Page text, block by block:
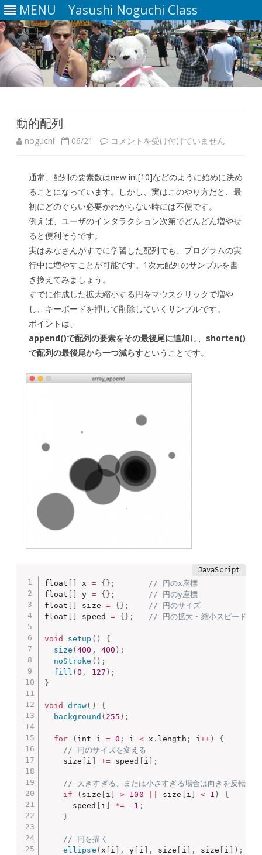
MENU Yasushi Noguchi Class
動的配列
noguchi 06/21
動
配
列
は
コメントを受け付けていません
通常、配列の要素数はnew int[10]などのように始めに決め
ることになっています。しかし、実はこのやり方だと、最
初にどのぐらい必要かわからない時には不便です。
例えば、ユーザのインタラクション次第でどんどん増やせ
ると便利そうです。
実はみなさんがすでに学習した配列でも、プログラムの実
行中に増やすことが可能です。1次元配列のサンプルを書
き換えてみましょう。
すでに作成した拡大縮小する円をマウスクリックで増や
し、キーボードを押して削除していくサンプルです。
ポイントは、
append()で配列の要素をその最後尾に追加 し、 shorten()
で配列の最後尾から一つ減らすということです。
float x = { } ;
// 円のx座標
float
y = { } ;
// 円のy座標
float
size = { } ;
// 円のサイズ
float
speed = { } ; // 円の拡大・縮小スピード
void setup ( )
{
size (400 , 400 ) ;
noStroke ( ) ;
fill (0 , 127 ) ;
}
void draw( )
{
background ( 255 ) ;
for ( int i = 0 ; i < x . length ; i ++ )
{
// 円のサイズを変える
    size
i += speed i ;
// 大きすぎる、または小さすぎる場合は向きを反転
if
( size i > 100 size i < 1 )
{
      speed
i *= - 1 ;
}
// 円を描く
ellipse ( x i , y i , size i , size i ) ;